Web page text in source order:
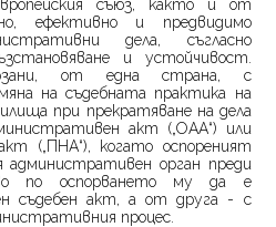
съюз, както и от
ефективно и предвидимо
дела, съгласно
и устойчивост.
от една страна, с
на съдебната практика на
при прекратяване на дела
акт („ОАА“) или
(„ПНА“), когато оспореният
орган преди
по оспорването му да е
съдебен акт, а от друга - с
процес.